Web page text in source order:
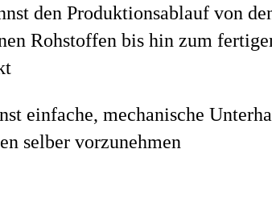
den Produktionsablauf von
Rohstoffen bis hin zum
einfache, mechanische
selber vorzunehmen